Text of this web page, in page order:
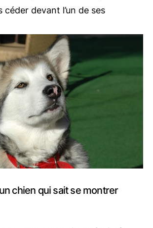
devant l’un de ses
chien qui sait se montrer